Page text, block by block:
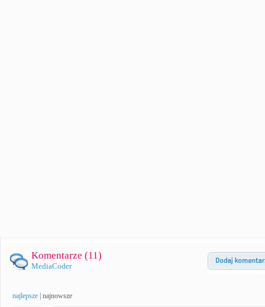
Komentarze (11)
MediaCoder
najlepsze najnowsze